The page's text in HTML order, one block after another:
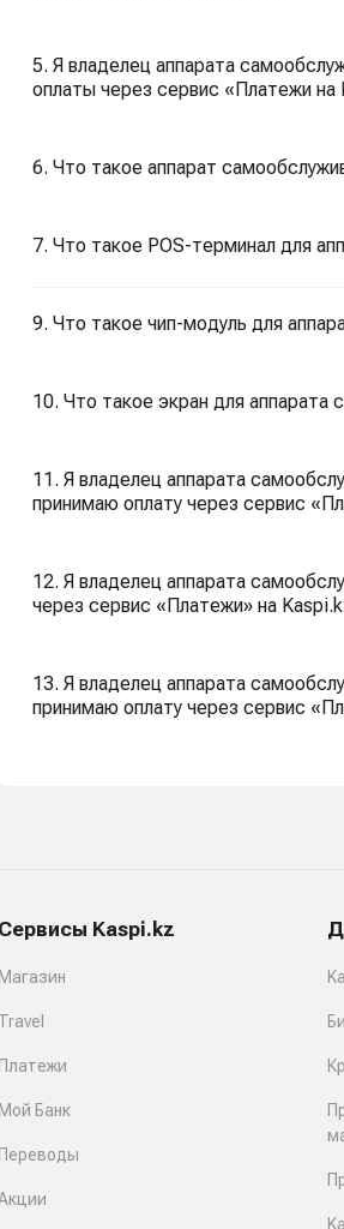
5. Я владелец аппарата
оплаты через сервис «Платежи на
6. Что такое аппарат
7. Что такое POS-терминал для
9. Что такое чип-модуль для
10. Что такое экран для аппарата
11. Я владелец аппарата
принимаю оплату через сервис
12. Я владелец аппарата
через сервис «Платежи» на
13. Я владелец аппарата
принимаю оплату через сервис
Сервисы Kaspi.kz
Магазин
Travel
Платежи
Мой Банк
Переводы